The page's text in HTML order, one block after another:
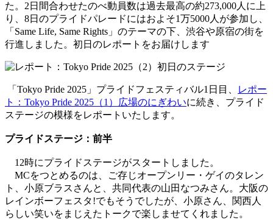
た。2日間合わせたのべ動員数は過去最高の約273,000人に上
り、8日のプライドパレードにはおよそ1万5000人が参加し、
「Same Life, Same Rights」のテーマの下、渋谷や原宿の街を
行進しました。初日のレポートをお届けします
「Tokyo Pride 2025」プライドフェスティバル1日目、
レポー
ト：Tokyo Pride 2025（1）広場のにぎわいに続き、プライド
ステージの模様をレポートいたします。
プライドステージ：前半
12時にプライドステージがスタートしました。
MCをつとめるのは、ご存じオープンリー・ゲイのタレン
ト、小原ブラスさんと、共同代表の山田なつみさん。大阪の
レインボーフェスタ!でもそうでしたが、小原さん、関西人
らしい笑いをまじえたトークで楽しませてくれました。